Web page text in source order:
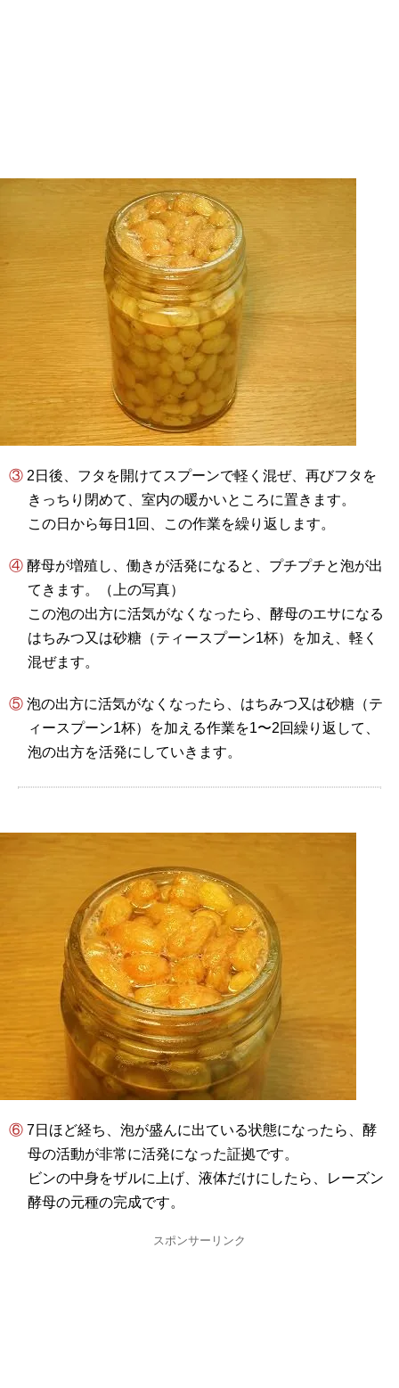
③ 2日後、フタを開けてスプーンで軽く混ぜ、再びフタを
きっちり閉めて、室内の暖かいところに置きます。
この日から毎日1回、この作業を繰り返します。
④ 酵母が増殖し、働きが活発になると、プチプチと泡が出
てきます。（上の写真）
この泡の出方に活気がなくなったら、酵母のエサになる
はちみつ又は砂糖（ティースプーン1杯）を加え、軽く
混ぜます。
⑤ 泡の出方に活気がなくなったら、はちみつ又は砂糖（テ
ィースプーン1杯）を加える作業を1〜2回繰り返して、
泡の出方を活発にしていきます。
⑥ 7日ほど経ち、泡が盛んに出ている状態になったら、酵
母の活動が非常に活発になった証拠です。
ビンの中身をザルに上げ、液体だけにしたら、レーズン
酵母の元種の完成です。
スポンサーリンク